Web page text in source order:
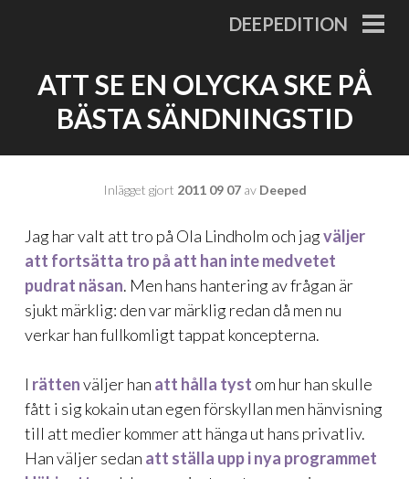
DEEPEDITION
ATT SE EN OLYCKA SKE PÅ
BÄSTA SÄNDNINGSTID
Inlägget gjort 2011 09 07av Deeped
Jag har valt att tro på Ola Lindholm och jagväljer
att fortsätta tro på att han inte medvetet
pudrat näsan. Men hans hantering av frågan är
sjukt märklig: den var märklig redan då men nu
verkar han fullkomligt tappat koncepterna.
I rättenväljer han att hålla tyst om hur han skulle
fått i sig kokain utan egen förskyllan men hänvisning
till att medier kommer att hänga ut hans privatliv.
Han väljer sedan att ställa upp i nya programmet